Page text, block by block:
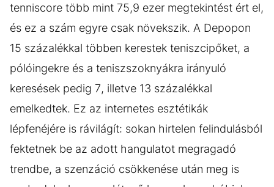
tenniscore több mint 75,9 ezer megtekintést ért el,
és ez a szám egyre csak növekszik. A Depopon
15 százalékkal többen kerestek teniszcipőket, a
pólóingekre és a teniszszoknyákra irányuló
keresések pedig 7, illetve 13 százalékkal
emelkedtek. Ez az internetes esztétikák
lépfenéjére is rávilágít: sokan hirtelen felindulásból
fektetnek be az adott hangulatot megragadó
trendbe, a szenzáció csökkenése után meg is